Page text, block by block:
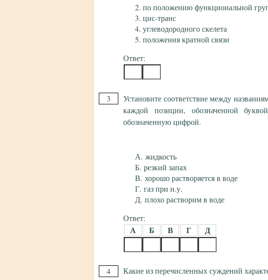
по положению функциональной
цис-транс
углеводородного скелета
положения кратной связи
Ответ:
3
Установите соответствие между
каждой позиции, обозначенной
обозначенную цифрой.
жидкость
резкий запах
хорошо растворяется в воде
газ при н.у.
плохо растворим в воде
Ответ:
А Б В Г Д
4 Какие из перечисленных суждений